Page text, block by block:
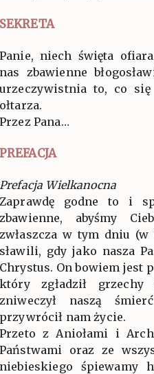
SEKRETA
Panie, niech święta
nas zbawienne
urzeczywistnia to, co
ołtarza.
Przez Pana…
PREFACJA
Prefacja Wielkanocna
Zaprawdę godne to i
zbawienne, abyśmy
zwłaszcza w tym dniu
sławili, gdy jako nasza
Chrystus. On bowiem jest
który zgładził
zniweczył naszą
przywrócił nam życie.
Przeto z Aniołami i
Państwami oraz ze
niebieskiego śpiewamy